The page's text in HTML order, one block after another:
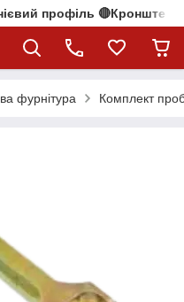
профіль
фурнітура Комплект